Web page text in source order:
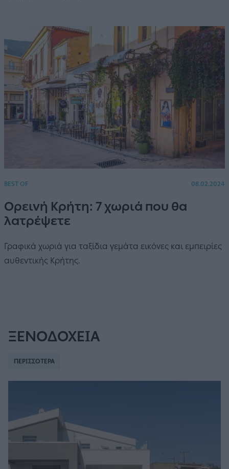
BEST OF 08.02.2024
Ορεινή Κρήτη: 7 χωριά που θα
λατρέψετε
Γραφικά χωριά για ταξίδια γεμάτα εικόνες και εμπειρίες
αυθεντικής Κρήτης.
ΞΕΝΟΔΟΧΕΙΑ
ΠΕΡΙΣΣΟΤΕΡΑ